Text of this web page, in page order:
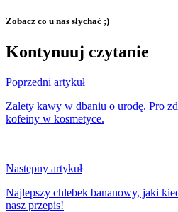
Zobacz co u nas słychać ;)
Kontynuuj czytanie
Poprzedni artykuł
Zalety kawy w dbaniu o urodę. Pro
kofeiny w kosmetyce.
Następny artykuł
Najlepszy chlebek bananowy, jaki
nasz przepis!